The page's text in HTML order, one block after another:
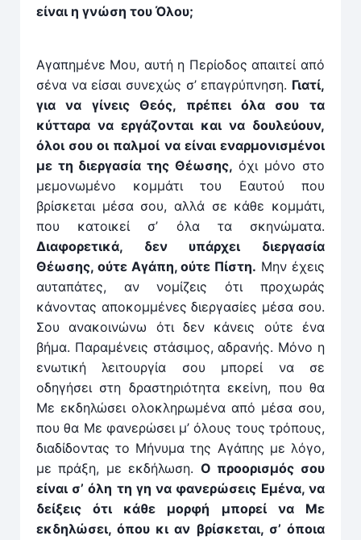
είναι η γνώση του Όλου;
Αγαπημένε Μου, αυτή η Περίοδος απαιτεί από
σένα να είσαι συνεχώς σ’ επαγρύπνηση. Γιατί,
για να γίνεις Θεός, πρέπει όλα σου τα
κύτταρα να εργάζονται και να δουλεύ­ουν,
όλοι σου οι παλμοί να είναι εναρμονισμένοι
με τη διεργασία της Θέωσης, όχι μόνο στο
μεμο­νωμένο κομμάτι του Εαυτού που
βρίσκεται μέσα σου, αλλά σε κάθε κομμάτι,
που κατοικεί σ’ όλα τα σκηνώματα.
Διαφορετικά, δεν υπάρχει διεργασία
Θέωσης, ούτε Αγάπη, ούτε Πίστη. Μην έχεις
αυταπάτες, αν νομίζεις ότι προχωράς
κάνοντας αποκομ­μένες διεργασίες μέσα σου.
Σου ανακοινώνω ότι δεν κάνεις ούτε ένα
βήμα. Παραμένεις στάσιμος, αδρανής. Μόνο η
ενωτική λειτουργία σου μπορεί να σε
οδηγήσει στη δραστηριότητα εκείνη, που θα
Με εκδηλώσει ολοκληρωμέ­να από μέσα σου,
που θα Με φανερώσει μ’ όλους τους τρόπους,
διαδίδοντας το Μήνυμα της Αγάπης με λόγο,
με πράξη, με εκδήλωση. Ο προορισμός σου
είναι σ’ όλη τη γη να φανερώσεις Εμένα, να
δείξεις ότι κάθε μορφή μπορεί να Με
εκδηλώσει, όπου κι αν βρίσκεται, σ’ όποια